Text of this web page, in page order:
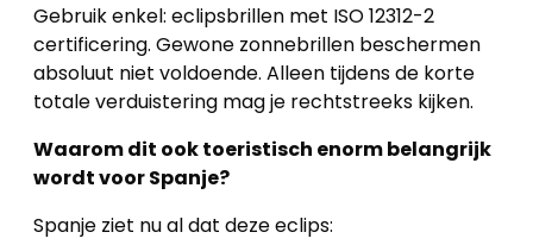
Gebruik enkel: eclipsbrillen met ISO 12312-2
certificering. Gewone zonnebrillen beschermen
absoluut niet voldoende. Alleen tijdens de korte
totale verduistering mag je rechtstreeks kijken.
Waarom dit ook toeristisch enorm belangrijk
wordt voor Spanje?
Spanje ziet nu al dat deze eclips: